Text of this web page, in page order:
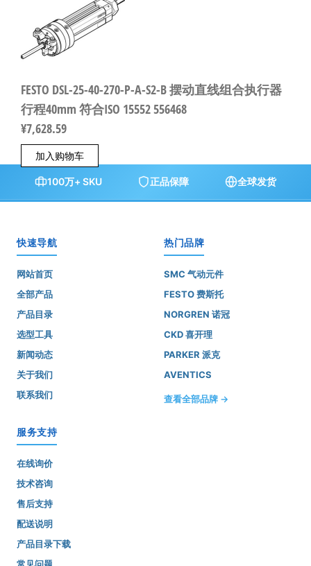
FESTO DSL-25-40-270-P-A-S2-B 摆动直线组合执行器
行程40mm 符合ISO 15552 556468
¥7,628.59
加入购物车
100万+ SKU 正品保障 全球发货
快速导航
网站首页
全部产品
产品目录
选型工具
新闻动态
关于我们
联系我们
热门品牌
SMC 气动元件
FESTO 费斯托
NORGREN 诺冠
CKD 喜开理
PARKER 派克
AVENTICS
查看全部品牌 →
服务支持
在线询价
技术咨询
售后支持
配送说明
产品目录下载